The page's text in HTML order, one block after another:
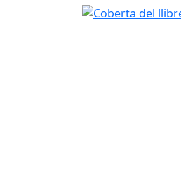
Coberta del llibre